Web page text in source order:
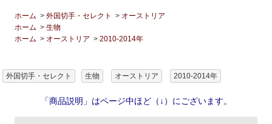
ホーム >外国切手・セレクト > オーストリア
ホーム >生物
ホーム > オーストリア >2010-2014年
外国切手・セレクト 生物 オーストリア 2010-2014年
「商品説明」はページ中ほど（↓）にございます。